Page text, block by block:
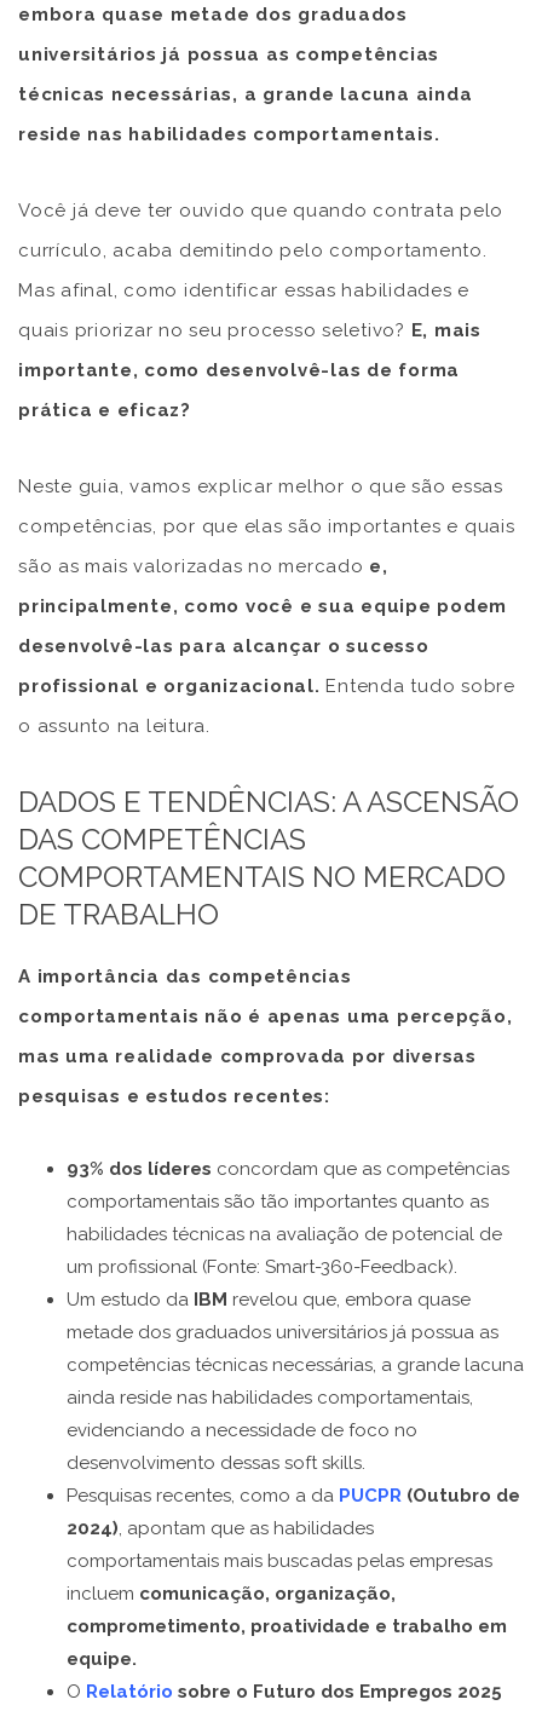
embora quase metade dos graduados
universitários já possua as competências
técnicas necessárias, a grande lacuna ainda
reside nas habilidades comportamentais.
Você já deve ter ouvido que quando contrata pelo
currículo, acaba demitindo pelo comportamento.
Mas afinal, como identificar essas habilidades e
quais priorizar no seu processo seletivo? E, mais
importante, como desenvolvê-las de forma
prática e eficaz?
Neste guia, vamos explicar melhor o que são essas
competências, por que elas são importantes e quais
são as mais valorizadas no mercado e,
principalmente, como você e sua equipe podem
desenvolvê-las para alcançar o sucesso
profissional e organizacional. Entenda tudo sobre
o assunto na leitura.
DADOS E TENDÊNCIAS: A ASCENSÃO
DAS COMPETÊNCIAS
COMPORTAMENTAIS NO MERCADO
DE TRABALHO
A importância das competências
comportamentais não é apenas uma percepção,
mas uma realidade comprovada por diversas
pesquisas e estudos recentes:
93% dos líderes concordam que as competências
comportamentais são tão importantes quanto as
habilidades técnicas na avaliação de potencial de
um profissional (Fonte: Smart-360-Feedback).
Um estudo da IBM revelou que, embora quase
metade dos graduados universitários já possua as
competências técnicas necessárias, a grande lacuna
ainda reside nas habilidades comportamentais,
evidenciando a necessidade de foco no
desenvolvimento dessas soft skills.
Pesquisas recentes, como a da PUCPR (Outubro de
2024), apontam que as habilidades
comportamentais mais buscadas pelas empresas
incluem comunicação, organização,
comprometimento, proatividade e trabalho em
equipe.
O Relatório sobre o Futuro dos Empregos 2025